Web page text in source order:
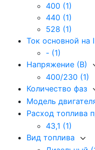
400 (1)
440 (1)
528 (1)
Ток основной на
- (1)
Напряжение (В)
400/230 (1)
Количество фаз
Модель
Расход топлива
43,1 (1)
Вид топлива